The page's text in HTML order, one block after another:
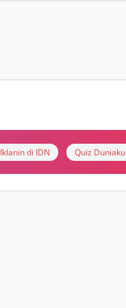
Iklanin di IDN Quiz Duniaku